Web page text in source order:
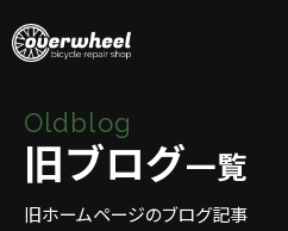
Oldblog
旧ブログ一覧
旧ホームページのブログ記事